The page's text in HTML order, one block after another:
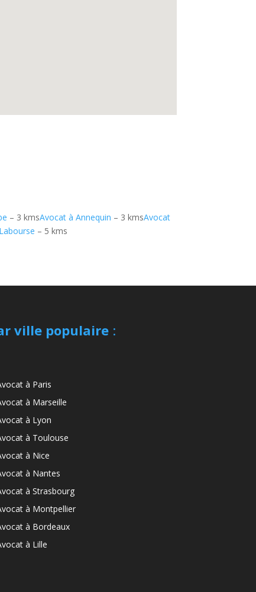
– 3 kmsAvocat à Annequin – 3 kmsAvocat
– 5 kms
ville populaire:
à Paris
à Marseille
à Lyon
à Toulouse
à Nice
à Nantes
à Strasbourg
à Montpellier
à Bordeaux
à Lille